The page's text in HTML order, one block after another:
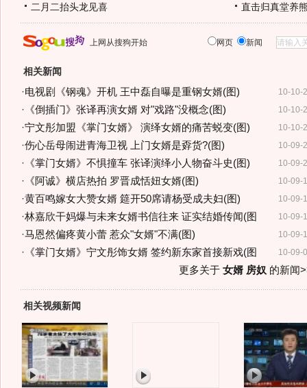
二月二抬头龙见喜 直击归真堂养
上网从搜狗开始 网页 新闻
相关新闻
10-10-
·电视剧《钢魂》开机 王中磊自曝是重钢女婿(图)
10-10-
· 《倒插门》张译再演女婿 对"戏路"没概念(图)
10-10-
·宁文彤加盟《掌门女婿》 演绎女婿的痛苦蜕变(图)
10-09-
·伤心岳母闹进青海卫视 上门女婿是孬货?(图)
10-09-
· 《掌门女婿》不惧撞车 张译演绎小人物奋斗史(图)
10-09-
· 《阿诚》横店热拍 罗晋成恬妞女婿(图)
10-09-
·黄百鸣嫁女大赞女婿 筵开50席请杨受成夫妇(图)
10-09-
·林嘉欣干妈爆与未来女婿书信往来 证实结婚传闻(图
10-09-
·马恩然偏疼黄小蕾 惹众"女婿"不满(图)
10-09-
· 《掌门女婿》宁文彤饰女婿 签约新东家首接新戏(图
更多关于 女婿 房奴 的新闻
相关视频新闻